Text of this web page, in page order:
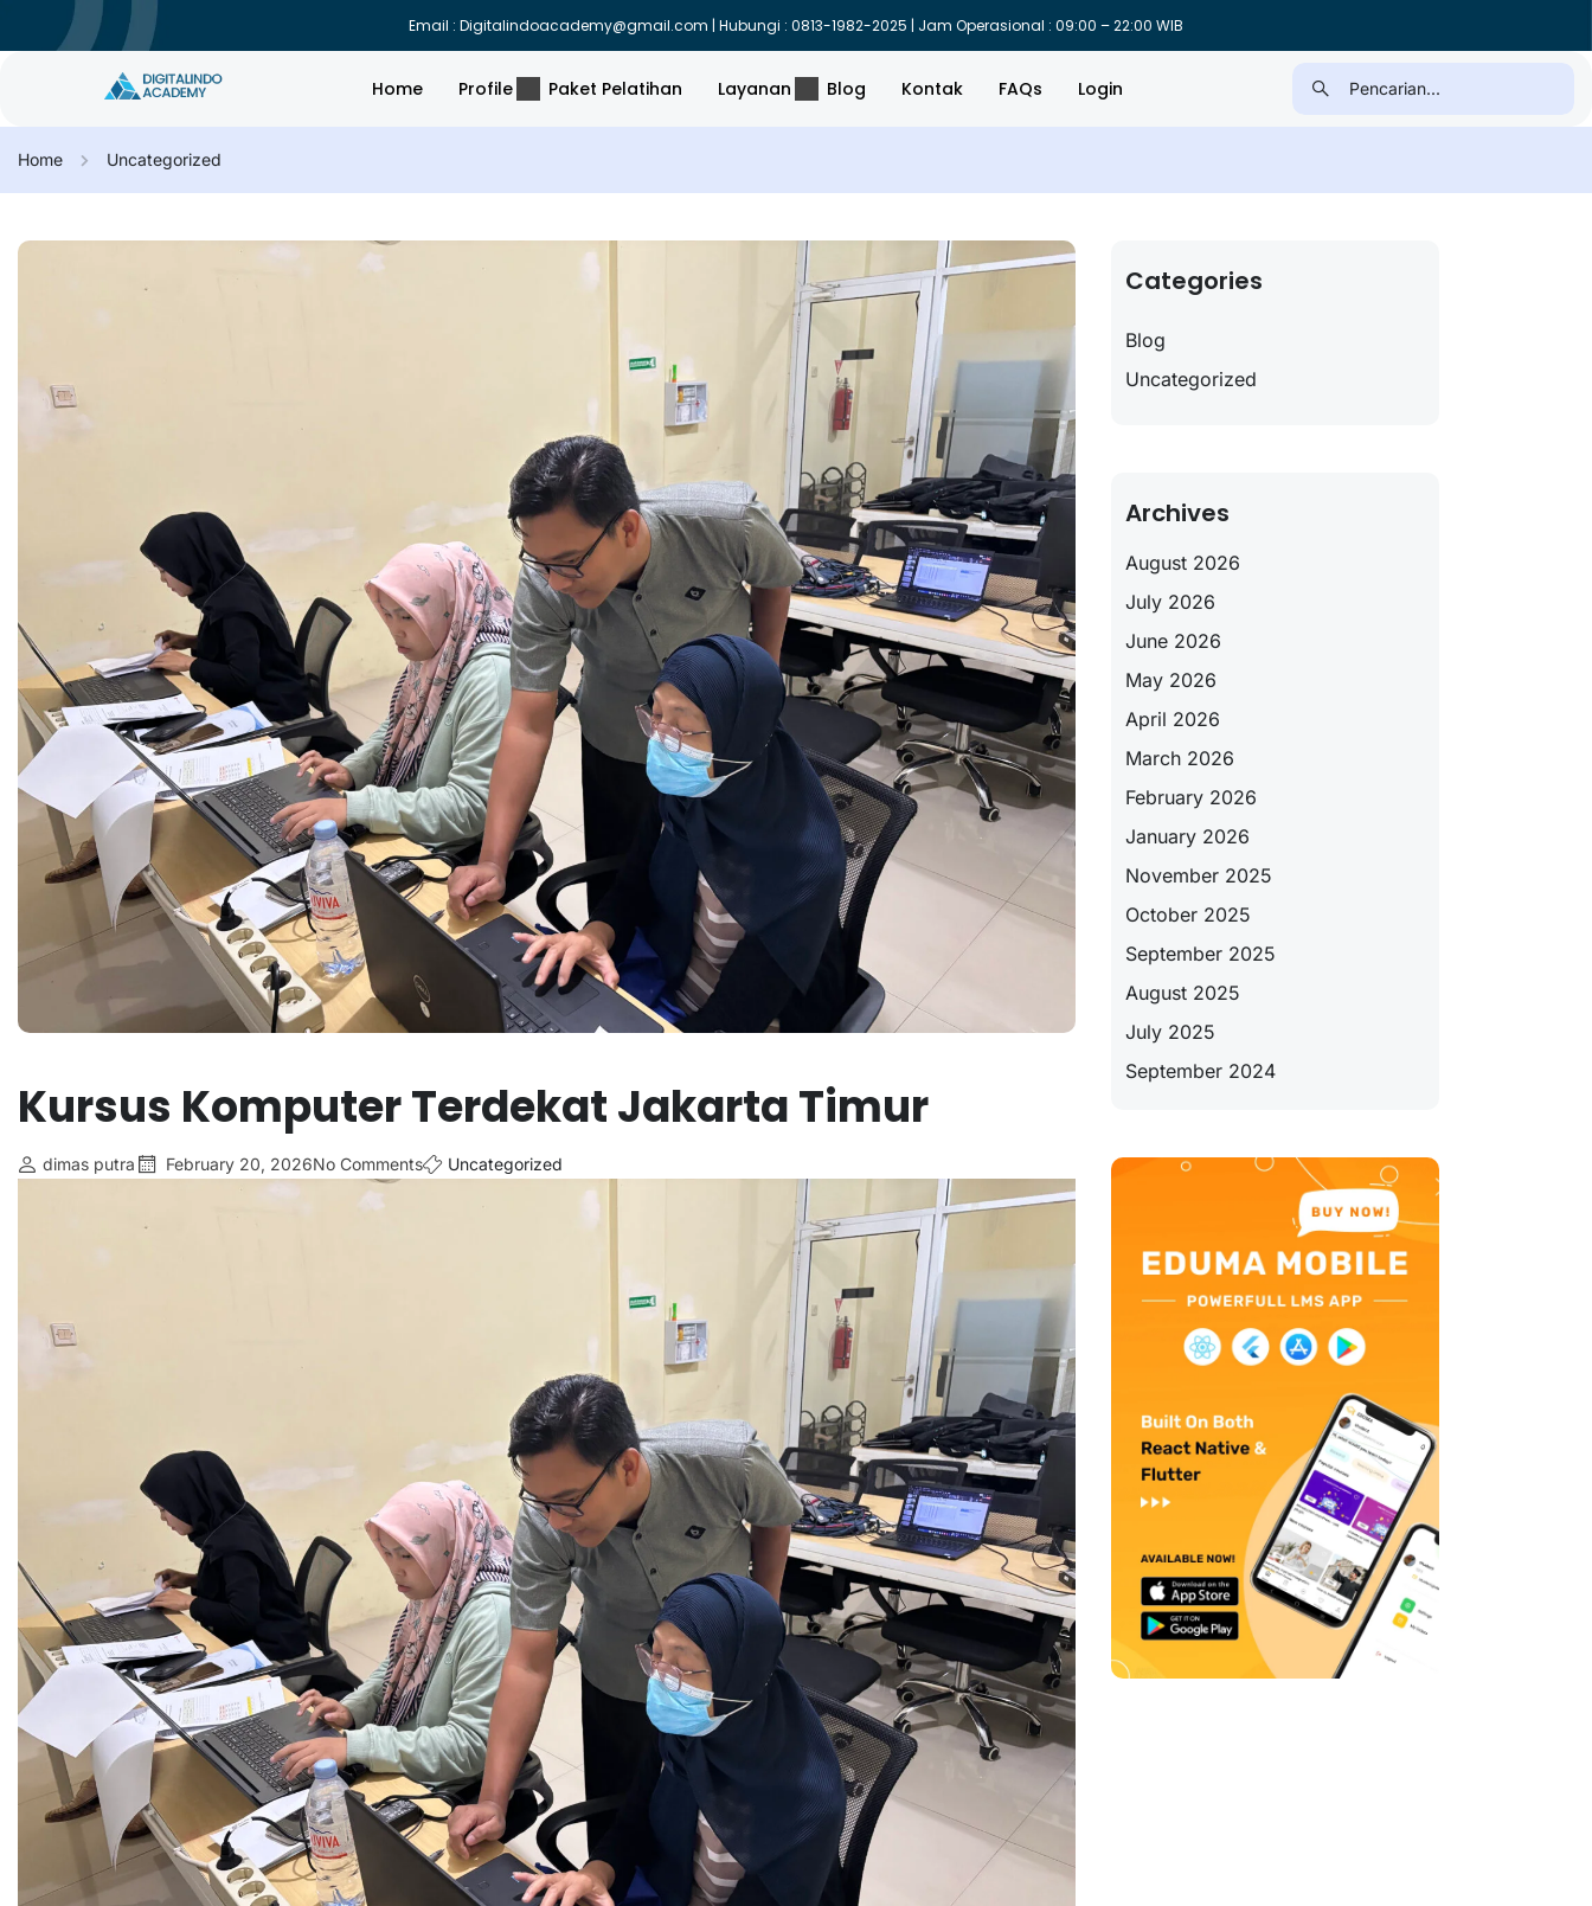
Email : Digitalindoacademy@gmail.com | Hubungi : 0813-1982-2025 | Jam Operasional : 09:00 – 22:00 WIB
Home Profile Paket Pelatihan Layanan Blog Kontak FAQs Login
Home Uncategorized
Kursus Komputer Terdekat Jakarta Timur
dimas putra February 20, 2026No Comments Uncategorized
Categories
Blog
Uncategorized
Archives
August 2026
July 2026
June 2026
May 2026
April 2026
March 2026
February 2026
January 2026
November 2025
October 2025
September 2025
August 2025
July 2025
September 2024